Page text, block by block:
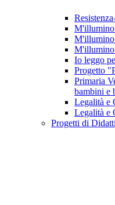
M'illumino
M'illumino
M'illumino
Io leggo
Progetto
Primaria
bambini e
Legalità e
Legalità e
Progetti di